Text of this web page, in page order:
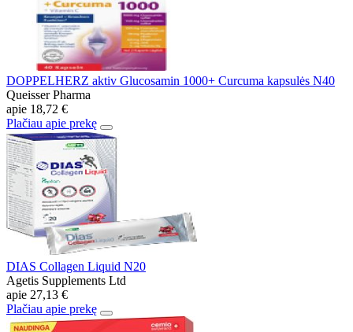
DOPPELHERZ aktiv Glucosamin 1000+ Curcuma kapsulės N40
Queisser Pharma
apie 18,72 €
Plačiau apie prekę
DIAS Collagen Liquid N20
Agetis Supplements Ltd
apie 27,13 €
Plačiau apie prekę